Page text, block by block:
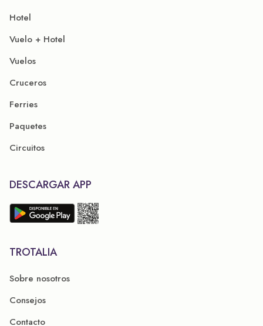
Hotel
Vuelo + Hotel
Vuelos
Cruceros
Ferries
Paquetes
Circuitos
DESCARGAR APP
TROTALIA
Sobre nosotros
Consejos
Contacto